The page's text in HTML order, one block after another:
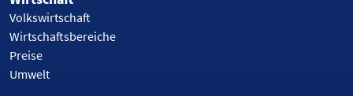
Volkswirtschaft
Wirtschaftsbereiche
Preise
Umwelt